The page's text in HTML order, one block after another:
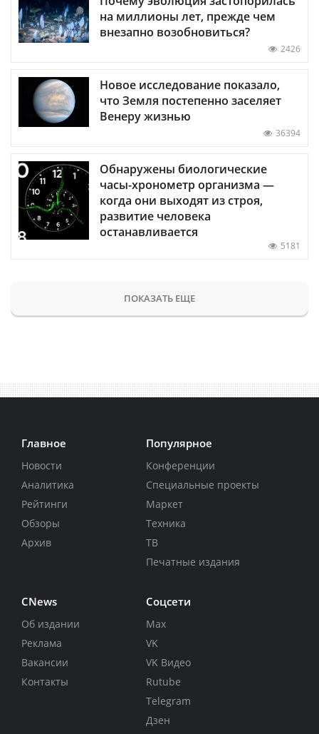
на миллионы лет, прежде чем
внезапно возобновиться?
2426
Новое исследование показало,
что Земля постепенно заселяет
Венеру жизнью
36394
Обнаружены биологические
часы-хронометр организма —
когда они выходят из строя,
развитие человека
останавливается
5181
ПОКАЗАТЬ ЕЩЕ
Главное
Новости
Аналитика
Рейтинги
Обзоры
Архив
Популярное
Конференции
Специальные проекты
Маркет
Техника
ТВ
Печатные издания
CNews
Об издании
Реклама
Вакансии
Контакты
Соцсети
Max
VK
VK Видео
Rutube
Telegram
Дзен